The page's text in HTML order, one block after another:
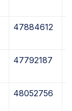
47884612
47792187
48052756